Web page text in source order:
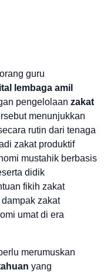
guru
lembaga amil
pengelolaan zakat
menunjukkan
rutin dari tenaga
zakat produktif
mustahik berbasis
didik
fikih zakat
zakat
umat di era
merumuskan
yang